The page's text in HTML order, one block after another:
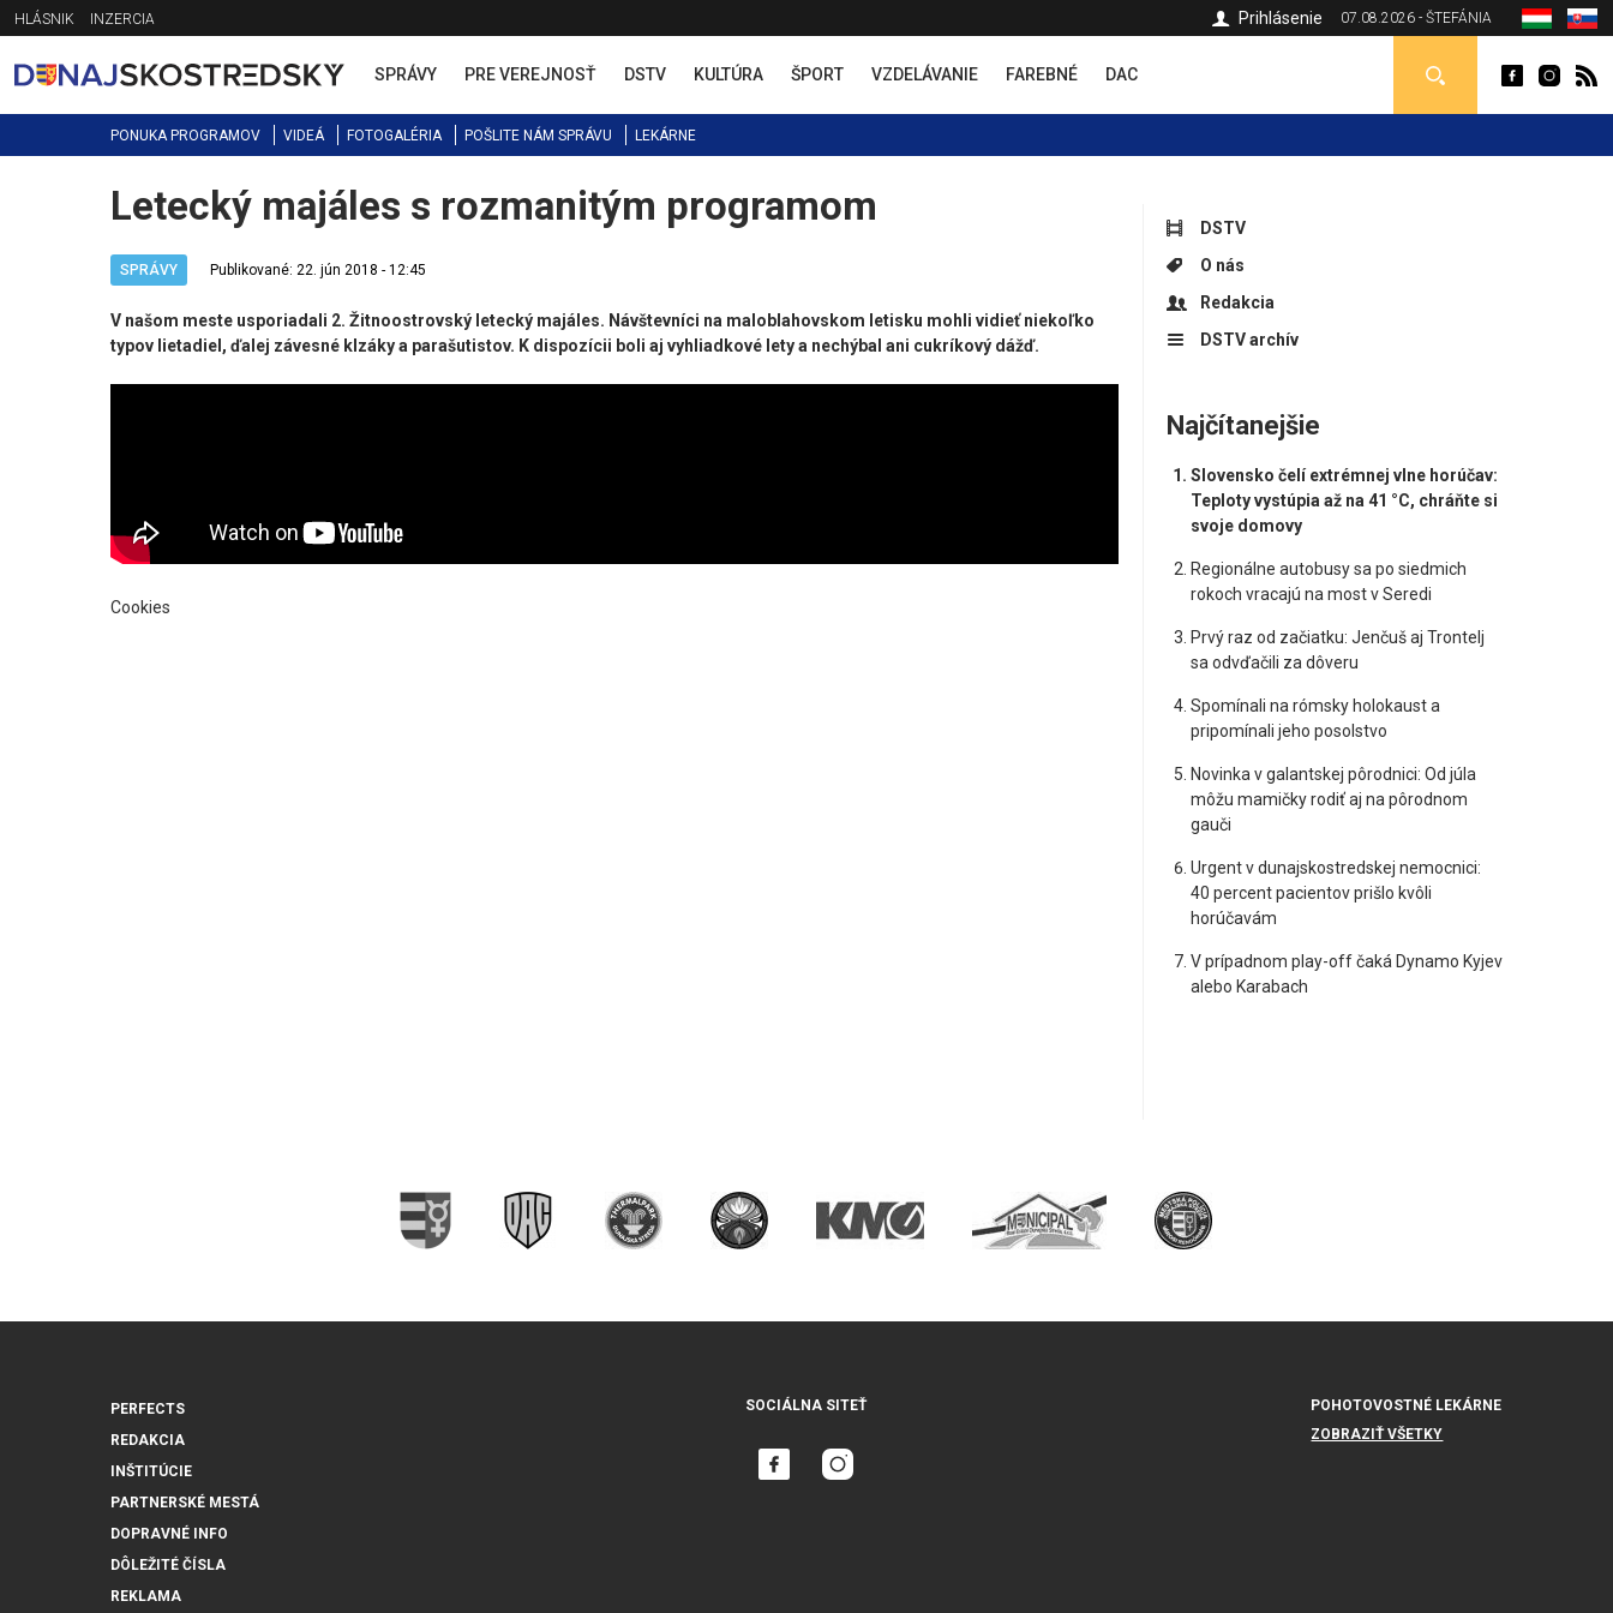
Jump
to
navigation
HLÁSNIK INZERCIA 07.08.2026 - ŠTEFÁNIA
Prihlásenie
SPRÁVY PRE VEREJNOSŤ DSTV KULTÚRA ŠPORT VZDELÁVANIE FAREBNÉ DAC
PONUKA PROGRAMOV VIDEÁ FOTOGALÉRIA POŠLITE NÁM SPRÁVU LEKÁRNE
Back
to
Letecký majáles s rozmanitým programom
SPRÁVY Publikované: 22. jún 2018 - 12:45
V našom meste usporiadali 2. Žitnoostrovský letecký majáles. Návštevníci na maloblahovskom letisku mohli vidieť niekoľko
typov lietadiel, ďalej závesné klzáky a parašutistov. K dispozícii boli aj vyhliadkové lety a nechýbal ani cukríkový dážď.​
Cookies
DSTV
O nás
Redakcia
DSTV archív
Najčítanejšie
Slovensko čelí extrémnej vlne horúčav:
Teploty vystúpia až na 41 °C, chráňte si
svoje domovy
Regionálne autobusy sa po siedmich
rokoch vracajú na most v Seredi
Prvý raz od začiatku: Jenčuš aj Trontelj
sa odvďačili za dôveru
Spomínali na rómsky holokaust a
pripomínali jeho posolstvo
Novinka v galantskej pôrodnici: Od júla
môžu mamičky rodiť aj na pôrodnom
gauči
Urgent v dunajskostredskej nemocnici:
40 percent pacientov prišlo kvôli
horúčavám
V prípadnom play-off čaká Dynamo Kyjev
alebo Karabach
PERFECTS
REDAKCIA
INŠTITÚCIE
PARTNERSKÉ MESTÁ
DOPRAVNÉ INFO
DÔLEŽITÉ ČÍSLA
REKLAMA
SOCIÁLNA SITEŤ
POHOTOVOSTNÉ LEKÁRNE
ZOBRAZIŤ VŠETKY